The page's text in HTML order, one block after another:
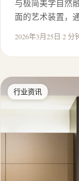
与极简美学自然
面的艺术装置，
2026年3月25日·2 分
行业资讯